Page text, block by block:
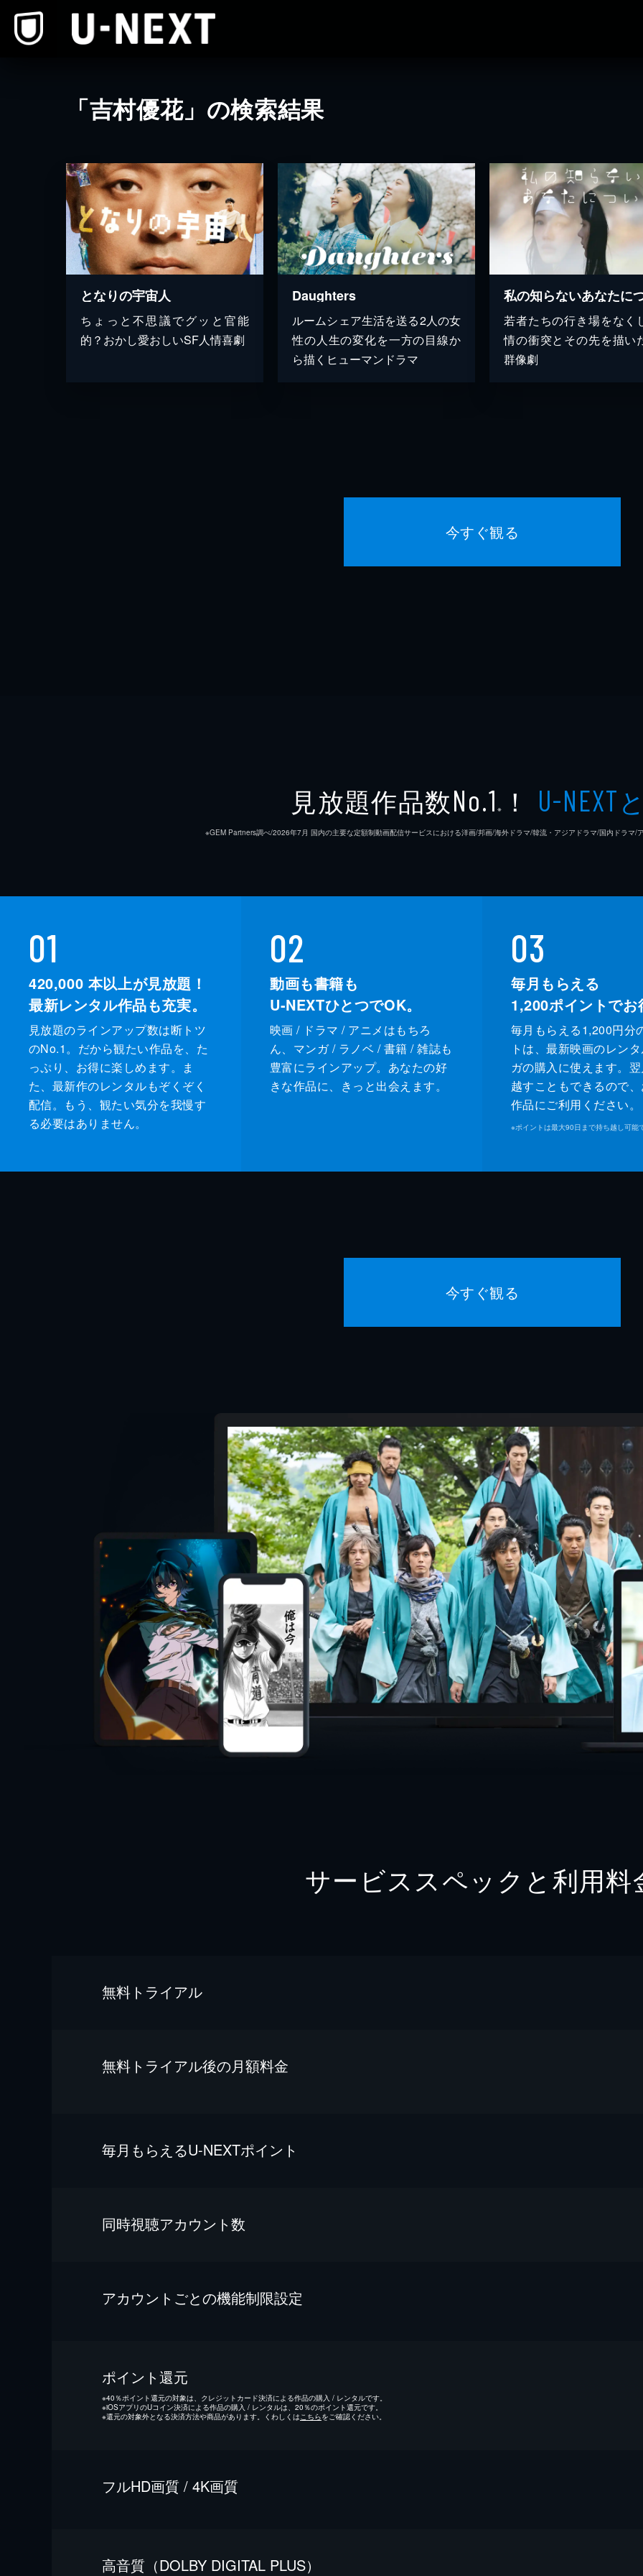
「吉村優花」の検索結果
となりの宇宙人
ちょっと不思議でグッと官能
的？おかし愛おしいSF人情喜劇
Daughters
ルームシェア生活を送る2人の女
性の人生の変化を一方の目線か
ら描くヒューマンドラマ
私の知らないあなたに
若者たちの行き場をなく
情の衝突とその先を描い
群像劇
今すぐ観る
見放題作品数No.1 ※ ！ U-NEXT
※GEM Partners調べ/2026年7⽉ 国内の主要な定額制動画配信サービスにおける洋画/邦画/海外ドラマ/韓流・アジアドラマ/国内ドラマ/
01
420,000 本以上が見放題！
最新レンタル作品も充実。
見放題のラインアップ数は断トツ
のNo.1。だから観たい作品を、た
っぷり、お得に楽しめます。ま
た、最新作のレンタルもぞくぞく
配信。もう、観たい気分を我慢す
る必要はありません。
02
動画も書籍も
U-NEXTひとつでOK。
映画 / ドラマ / アニメはもちろ
ん、マンガ / ラノベ / 書籍 / 雑誌も
豊富にラインアップ。あなたの好
きな作品に、きっと出会えます。
03
毎月もらえる
1,200ポイントでお
毎月もらえる1,200円分
トは、最新映画のレン
ガの購入に使えます。
越すこともできるので
作品にご利用ください。
※ポイントは最大90日まで持ち越し可能
今すぐ観る
サービススペックと利用料
無料トライアル
無料トライアル後の⽉額料金
毎⽉もらえるU-NEXTポイント
同時視聴アカウント数
アカウントごとの機能制限設定
ポイント還元
※40％ポイント還元の対象は、クレジットカード決済による作品の購入 / レンタルです。
※iOSアプリのUコイン決済による作品の購入 / レンタルは、20％のポイント還元です。
※還元の対象外となる決済方法や商品があります。くわしくは こちらをご確認ください。
フルHD画質 / 4K画質
⾼⾳質（DOLBY DIGITAL PLUS）